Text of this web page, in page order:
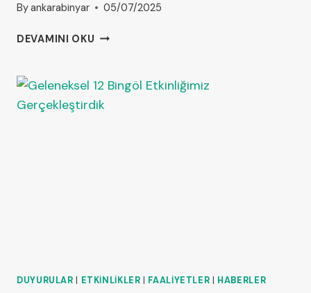
Byankarabinyar 05/07/2025
DEVAMINI OKU
DUYURULAR | ETKINLIKLER | FAALIYETLER | HABERLER